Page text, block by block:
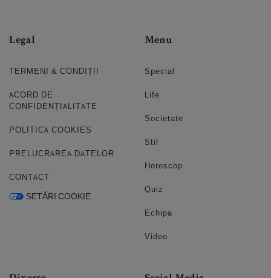
Legal
TERMENI & CONDIȚII
ACORD DE
CONFIDENȚIALITATE
POLITICA COOKIES
PRELUCRAREA DATELOR
CONTACT
SETĂRI COOKIE
Menu
Special
Life
Societate
Stil
Horoscop
Quiz
Echipa
Video